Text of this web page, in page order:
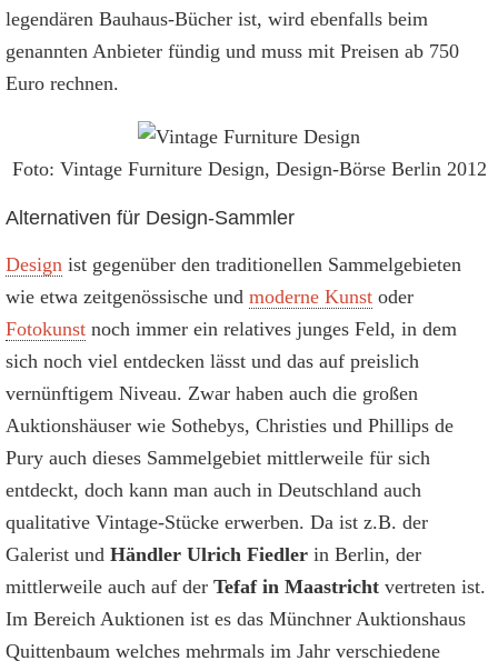
legendären Bauhaus-Bücher ist, wird ebenfalls beim
genannten Anbieter fündig und muss mit Preisen ab 750
Euro rechnen.
Foto: Vintage Furniture Design, Design-Börse Berlin 2012
Alternativen für Design-Sammler
Design ist gegenüber den traditionellen Sammelgebieten
wie etwa zeitgenössische und moderne Kunst oder
Fotokunst noch immer ein relatives junges Feld, in dem
sich noch viel entdecken lässt und das auf preislich
vernünftigem Niveau. Zwar haben auch die großen
Auktionshäuser wie Sothebys, Christies und Phillips de
Pury auch dieses Sammelgebiet mittlerweile für sich
entdeckt, doch kann man auch in Deutschland auch
qualitative Vintage-Stücke erwerben. Da ist z.B. der
Galerist und Händler Ulrich Fiedler in Berlin, der
mittlerweile auch auf der Tefaf in Maastricht vertreten ist.
Im Bereich Auktionen ist es das Münchner Auktionshaus
Quittenbaum welches mehrmals im Jahr verschiedene